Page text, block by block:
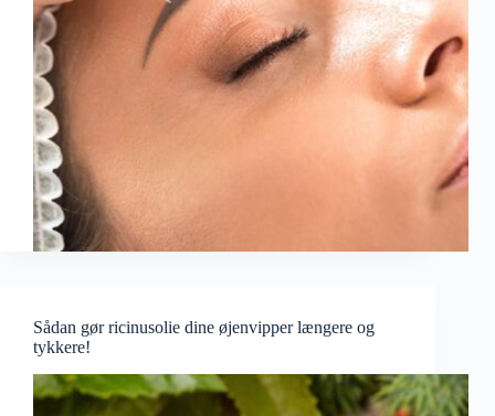
Sådan gør ricinusolie dine øjenvipper længere og
tykkere!